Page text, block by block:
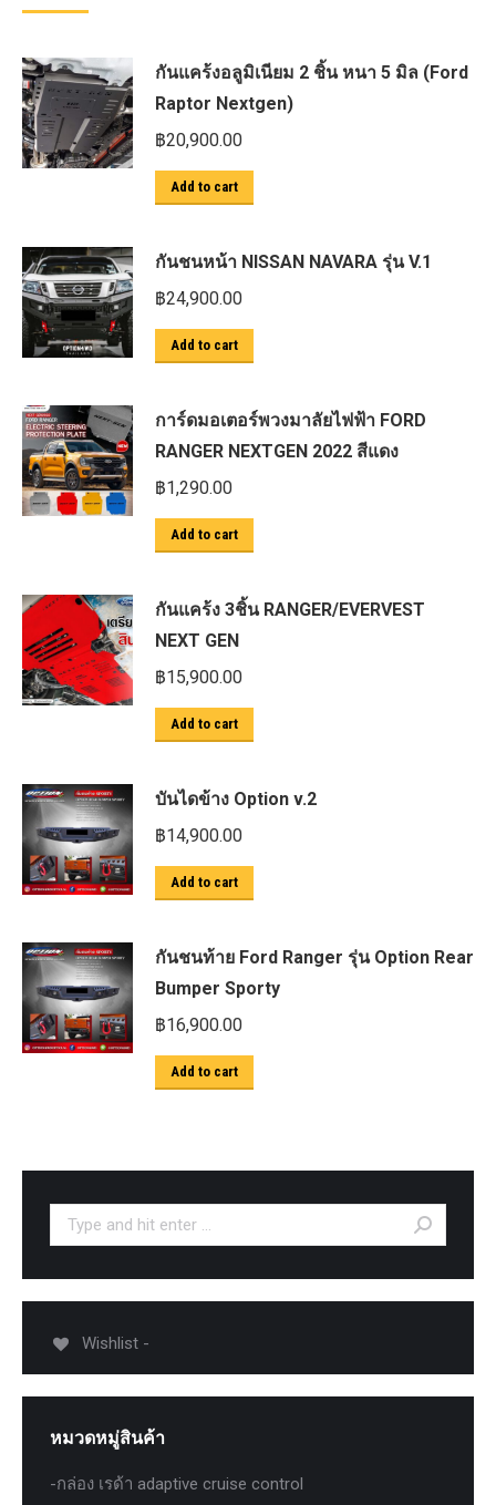
กันแคร้งอลูมิเนียม 2 ชิ้น หนา 5 มิล (Ford
Raptor Nextgen)
฿20,900.00
Add to cart
กันชนหน้า NISSAN NAVARA รุ่น V.1
฿24,900.00
Add to cart
การ์ดมอเตอร์พวงมาลัยไฟฟ้า FORD
RANGER NEXTGEN 2022 สีแดง
฿1,290.00
Add to cart
กันแคร้ง 3ชิ้น RANGER/EVERVEST
NEXT GEN
฿15,900.00
Add to cart
บันไดข้าง Option v.2
฿14,900.00
Add to cart
กันชนท้าย Ford Ranger รุ่น Option Rear
Bumper Sporty
฿16,900.00
Add to cart
Search:
Wishlist -
หมวดหมู่สินค้า
-กล่อง เรด้า adaptive cruise control